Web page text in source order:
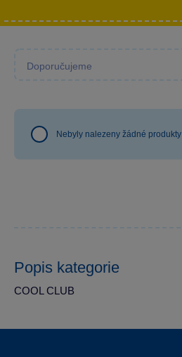
Nebyly nalezeny žádné produkty
Popis kategorie
COOL CLUB